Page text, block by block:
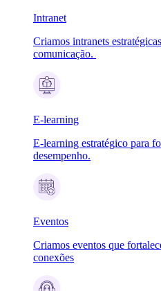
Intranet
Criamos intranets
comunicação.
E-learning
E-learning estratégico para
desempenho.
Eventos
Criamos eventos que
conexões